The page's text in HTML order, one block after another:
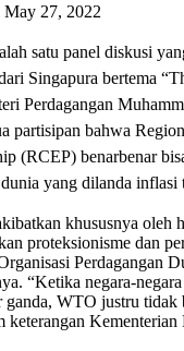
May 27, 2022
satu panel diskusi
Singapura bertema
Perdagangan
partisipan bahwa
(RCEP) benarbenar
yang dilanda inflasi
khususnya oleh
proteksionisme dan
Perdagangan
“Ketika negara-
ganda, WTO justru tidak
Kementerian